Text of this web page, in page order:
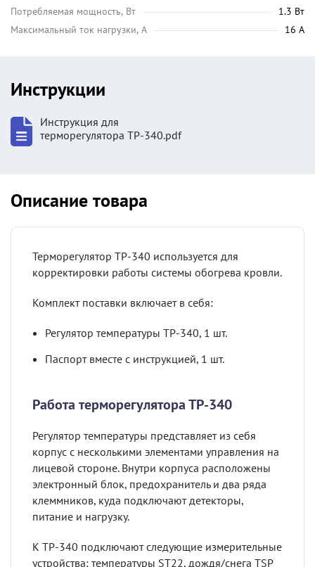
Потребляемая мощность, Вт
1.3 Вт
Максимальный ток нагрузки, А
16 А
Инструкции
Инструкция для
терморегулятора ТР-340.pdf
Описание товара
Терморегулятор ТР-340 используется для
корректировки работы системы обогрева кровли.
Комплект поставки включает в себя:
Регулятор температуры ТР-340, 1 шт.
Паспорт вместе с инструкцией, 1 шт.
Работа терморегулятора ТР-340
Регулятор температуры представляет из себя
корпус с несколькими элементами управления на
лицевой стороне. Внутри корпуса расположены
электронный блок, предохранитель и два ряда
клеммников, куда подключают детекторы,
питание и нагрузку.
К ТР-340 подключают следующие измерительные
устройства: температуры ST22, дождя/снега TSP